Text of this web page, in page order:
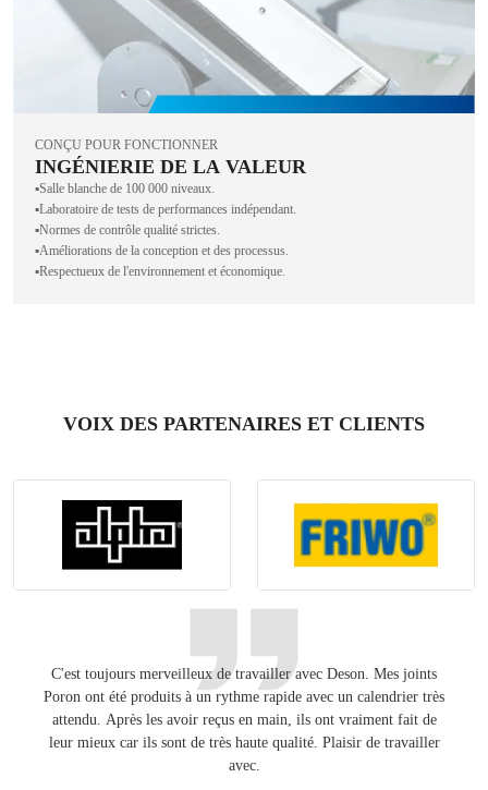
CONÇU POUR FONCTIONNER
INGÉNIERIE DE LA VALEUR
▪️Salle blanche de 100 000 niveaux.
▪️Laboratoire de tests de performances indépendant.
▪️Normes de contrôle qualité strictes.
▪️Améliorations de la conception et des processus.
▪️Respectueux de l'environnement et économique.
VOIX DES PARTENAIRES ET CLIENTS
C'est toujours merveilleux de travailler avec Deson. Mes joints
Poron ont été produits à un rythme rapide avec un calendrier très
attendu. Après les avoir reçus en main, ils ont vraiment fait de
leur mieux car ils sont de très haute qualité. Plaisir de travailler
avec.